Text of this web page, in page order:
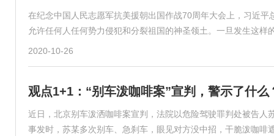
在纪念中国人民志愿军抗美援朝出国作战70周年大会上，习近
允许任何人任何势力侵犯和分裂祖国的神圣领土。一旦发生这样
2020-10-26
观点1+1：“别车泼咖啡案”宣判，警示了什么
近日，北京别车泼洒咖啡案宣判，法院以危险驾驶罪判处被告
事发时，苏某多次别车、急刹车，眼见对方没中招，干脆泼咖啡